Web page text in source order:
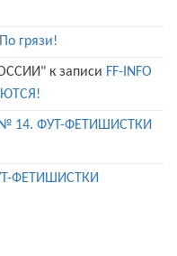
грязи!
к записи FF-INFO
№ 14. ФУТ-ФЕТИШИСТКИ
ФЕТИШИСТКИ